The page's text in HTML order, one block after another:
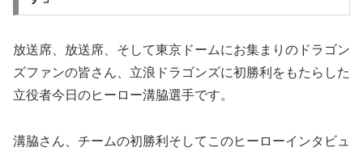
放送席、放送席、そして東京ドームにお集まりのドラゴン
ズファンの皆さん、立浪ドラゴンズに初勝利をもたらした
立役者今日のヒーロー溝脇選手です。
溝脇さん、チームの初勝利そしてこのヒーローインタビュ